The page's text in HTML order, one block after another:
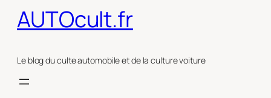
AUTOcult.fr
Le blog du culte automobile et de la culture voiture